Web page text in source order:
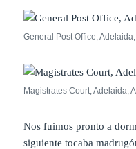
General Post Office,
Magistrates Court, Adelaida,
Nos fuimos pronto a
siguiente tocaba